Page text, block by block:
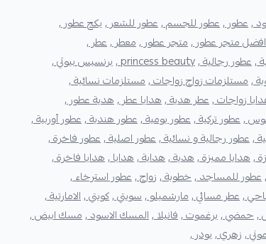
,عطور ,عطور للجسم ,عطور للشعر ,بكج عطور ,
افضل متجر عطور ,متجر عطور ,معطر ,عطر ,
,عطور رجالية ,princess beauty , برنسيس بيوتي ,
,مستلزمات زواج زواجات ,مستلزمات نسائية ,
زواجات ,عطر هدية ,هدايا عطر ,هدية عطور ,
,عطور تركية ,عطور يومية ,عطور هندية ,عطور أوربية ,
,عطور رجالية و نسائية ,عطور اصلية ,عطور فاخرة ,
,هدايا مميزة ,هدية ,هداية ,هدايا ,هدايا فاخرة ,
عطور للمساجد ,خطوبة ,زواج ,عطور استرخاء ,
,عطر مسائي ,مارشميلو ,سويتي ,كويتي ,الامارتية ,
,حمضي ,برغموت ,فانيلا ,المسك الاسود ,مسك ابيض ,
,زهري ,بودر ,